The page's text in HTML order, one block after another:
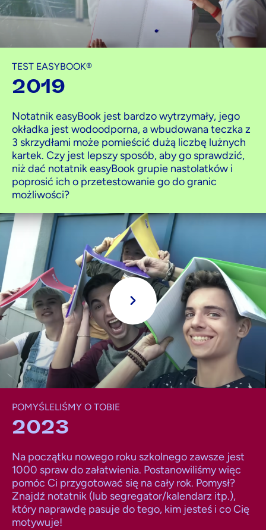
TEST EASYBOOK®
2019
Notatnik easyBook jest bardzo wytrzymały, jego
okładka jest wodoodporna, a wbudowana teczka z
3 skrzydłami może pomieścić dużą liczbę lużnych
kartek. Czy jest lepszy sposób, aby go sprawdzić,
niż dać notatnik easyBook grupie nastolatków i
poprosić ich o przetestowanie go do granic
możliwości?
Grać
POMYŚLELIŚMY O TOBIE
2023
Na początku nowego roku szkolnego zawsze jest
1000 spraw do załatwienia. Postanowiliśmy więc
pomóc Ci przygotować się na cały rok. Pomysł?
Znajdź notatnik (lub segregator/kalendarz itp.),
który naprawdę pasuje do tego, kim jesteś i co Cię
motywuje!